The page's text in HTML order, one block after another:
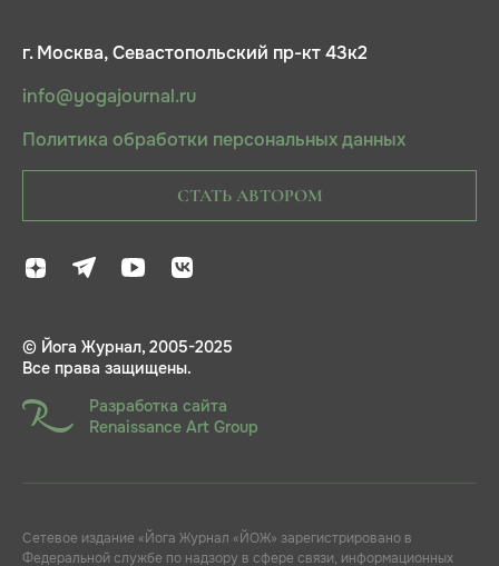
г. Москва, Севастопольский пр-кт 43к2
info@yogajournal.ru
Политика обработки персональных данных
СТАТЬ АВТОРОМ
© Йога Журнал, 2005-2025
Все права защищены.
Разработка сайта
Renaissance Art Group
Сетевое издание «Йога Журнал «ЙОЖ» зарегистрировано в
Федеральной службе по надзору в сфере связи, информационных